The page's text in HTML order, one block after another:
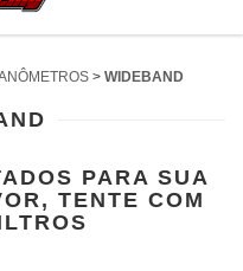
> WIDEBAND
PARA SUA
TENTE COM